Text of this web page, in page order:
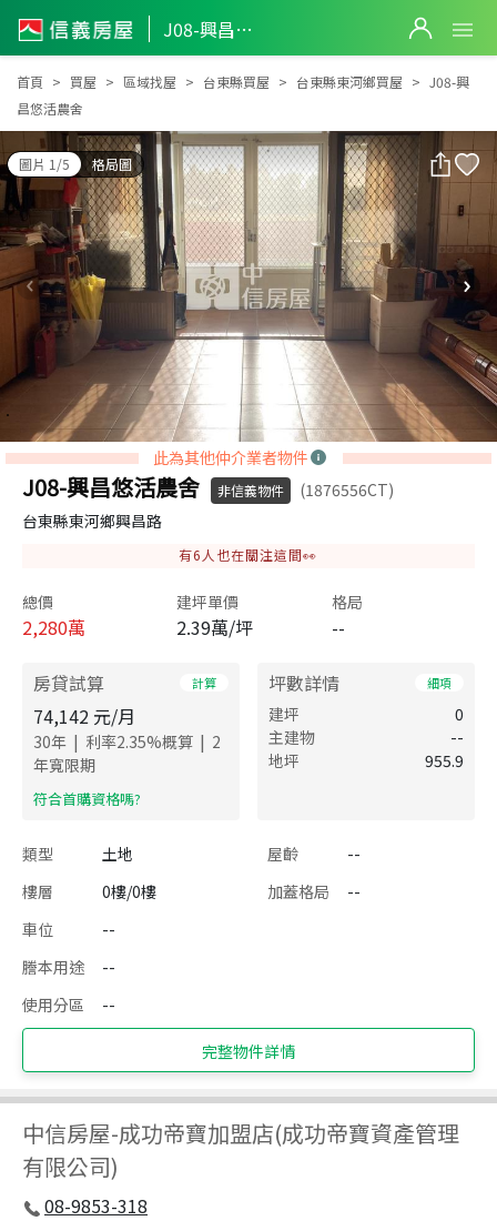
J08-興昌悠活農舍
J08-興昌悠活農舍
首頁 買屋 區域找屋 台東縣買屋 台東縣東河鄉買屋
J08-興
昌悠活農舍
圖片 1/5 格局圖
此為其他仲介業者物件
J08-興昌悠活農舍 非信義物件
(1876556CT)
台東縣東河鄉興昌路
有6 人也在關注這間👀
總價
2,280萬
建坪單價
2.39萬/坪
格局
--
房貸試算 計算
74,142 元/月
30年 | 利率2.35%概算 | 2
年寬限期
​符合首購資格嗎?
坪數詳情 細項
建坪
0
主建物
--
地坪
955.9
類型 土地 屋齡
--
樓層
0樓/0樓 加蓋格局
--
車位
--
謄本用途
--
使用分區
--
完整物件詳情
中信房屋-成功帝寶加盟店(成功帝寶資產管理
有限公司)
08-9853-318